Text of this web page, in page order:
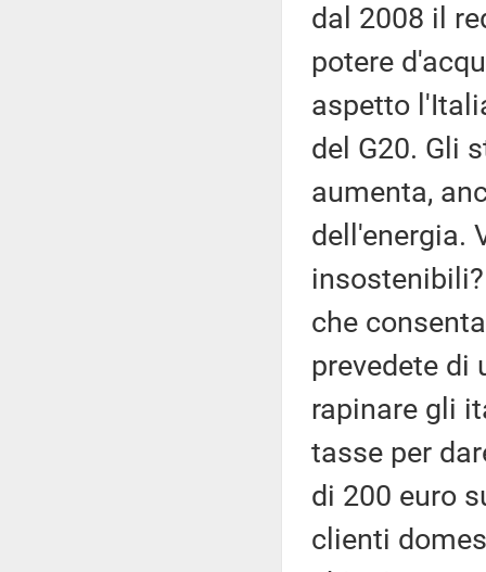
dal 2008 il
potere
aspetto
del G20. Gli
aumenta,
dell'energia.
che
prevedete di
rapinare gli
tasse per
di 200 euro
clienti